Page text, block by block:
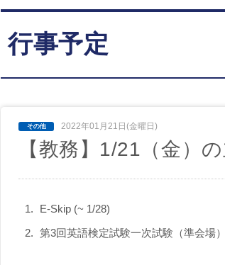
学校案内
広報佐野日大
αクラス 特
N進学クラス（Nクラス）
スクールバス
学則（令和8年度～）
日大DAY
学校案内パンフレット
令
サニチヒーローズ
行事予定
2022年01月21日(金曜日)
【教務】1/21（金）
E-Skip (~ 1/28)
第3回英語検定試験一次試験（準会